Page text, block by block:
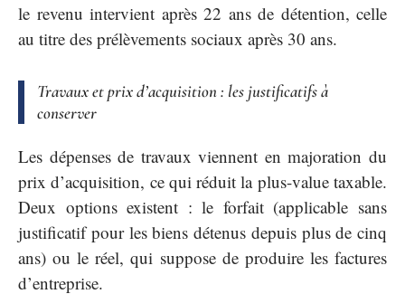
le revenu intervient après 22 ans de détention, celle
au titre des prélèvements sociaux après 30 ans.
Travaux et prix d’acquisition : les justificatifs à
conserver
Les dépenses de travaux viennent en majoration du
prix d’acquisition, ce qui réduit la plus-value taxable.
Deux options existent : le forfait (applicable sans
justificatif pour les biens détenus depuis plus de cinq
ans) ou le réel, qui suppose de produire les factures
d’entreprise.